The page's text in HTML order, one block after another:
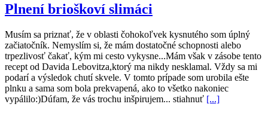
Plnení brioškoví slimáci
Musím sa priznať, že v oblasti čohokoľvek kysnutého som úplný
začiatočník. Nemyslím si, že mám dostatočné schopnosti alebo
trpezlivosť čakať, kým mi cesto vykysne...Mám však v zásobe tento
recept od Davida Lebovitza,ktorý ma nikdy nesklamal. Vždy sa mi
podarí a výsledok chutí skvele. V tomto prípade som urobila ešte
plnku a sama som bola prekvapená, ako to všetko nakoniec
vypálilo:)Dúfam, že vás trochu inšpirujem... stiahnuť [...]